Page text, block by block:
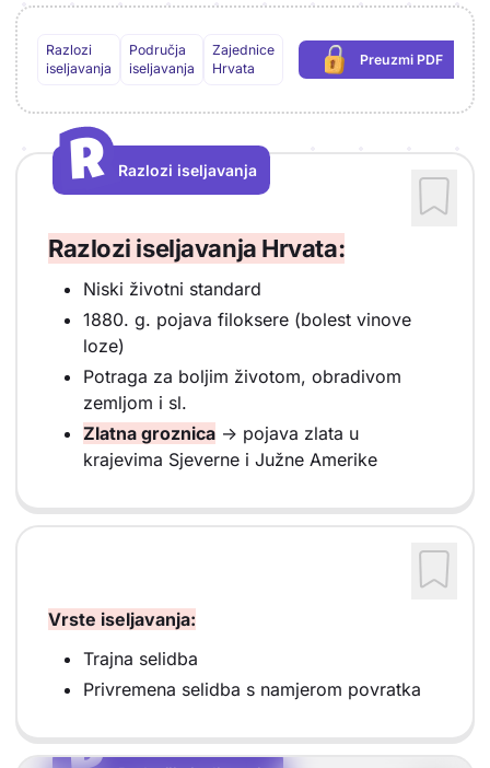
Razlozi
iseljavanja
Područja
iseljavanja
Zajednice
Hrvata
Preuzmi PDF
(potrebna
R
R
Razlozi iseljavanja
Razlozi iseljavanja Hrvata:
Niski životni standard
1880. g. pojava filoksere (bolest vinove
loze)
Potraga za boljim životom, obradivom
zemljom i sl.
Zlatna groznica -> pojava zlata u
krajevima Sjeverne i Južne Amerike
Vrste iseljavanja:
Trajna selidba
Privremena selidba s namjerom povratka